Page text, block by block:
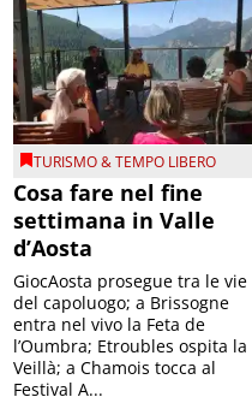
TURISMO & TEMPO LIBERO
Cosa fare nel fine
settimana in Valle
d’Aosta
GiocAosta prosegue tra le vie
del capoluogo; a Brissogne
entra nel vivo la Feta de
l’Oumbra; Etroubles ospita la
Veillà; a Chamois tocca al
Festival A...